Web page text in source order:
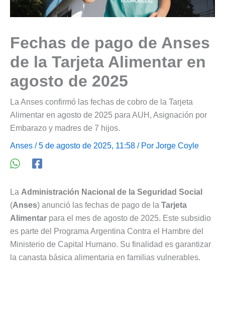
Fechas de pago de Anses
de la Tarjeta Alimentar en
agosto de 2025
La Anses confirmó las fechas de cobro de la Tarjeta
Alimentar en agosto de 2025 para AUH, Asignación por
Embarazo y madres de 7 hijos.
Anses / 5 de agosto de 2025, 11:58 / Por Jorge Coyle
La Administración Nacional de la Seguridad Social
(Anses) anunció las fechas de pago de la Tarjeta
Alimentar para el mes de agosto de 2025. Este subsidio
es parte del Programa Argentina Contra el Hambre del
Ministerio de Capital Humano. Su finalidad es garantizar
la canasta básica alimentaria en familias vulnerables.